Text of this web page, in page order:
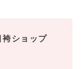
袴ショップ